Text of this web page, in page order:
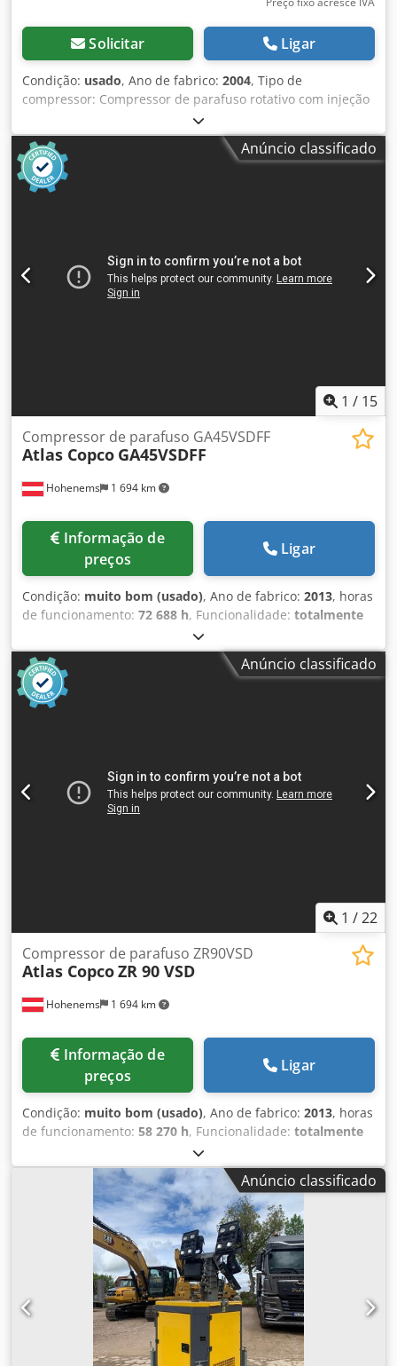
Solicitar Ligar
Condição: usado, Ano de fabrico: 2004, Tipo de
compressor: Compressor de parafuso rotativo com injeção
de óleo e secador de refrigerante integrado Csdpfx Aewgca
Ten Tjrf Potência do motor: 15 kW (20 HP) Alimentação: 380
V / 50 Hz Pressão de operação: 7,5 bar Velocidade de
entrega de ar livre (FAD): 798 m³/h (aproximadamente 13,3
m³/min) Nível de ruído: 68 dB(A) Capacidade do tanque:
Anúncio classificado
1 / 15
Hohenems 1 694 km
Compressor de parafuso GA45VSDFF
Atlas Copco GA45VSDFF
preços
Ligar
Condição: muito bom (usado), Ano de fabrico: 2013, horas
de funcionamento: 72 688 h, Funcionalidade: totalmente
, Compressor de parafusos Atlas Copco
GA45VSDFF Inversor e secador integrados. 45 kW 12,75 bar
Cjdeznlx Sspfx An Terf 8,67 m3/min Ano de fabricação:
2013 Horas de funcionamento: 72.688 h
Anúncio classificado
1 /22
Hohenems 1 694 km
Compressor de parafuso ZR90VSD
Atlas CopcoZR 90 VSD
preços
Ligar
Condição: muito bom (usado), Ano de fabrico: 2013, horas
de funcionamento: 58 270 h, Funcionalidade: totalmente
, Compressor de parafuso sem óleo Atlas Copco
ZR90VSD Csdpezmwc Hefx An Terf Inversor integrado 90
kW 9 bar 15,50 m³/min Ano de fabricação: 2013 Horas de
operação: 58.270
Anúncio classificado